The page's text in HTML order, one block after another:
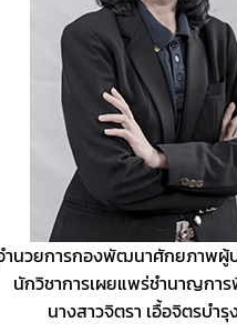
ำนวยการกองพัฒนาศักยภาพผู้
นักวิชาการเผยแพร่ชำนาญกา
นางสาวจิตรา เอื้อจิตรบำรุ